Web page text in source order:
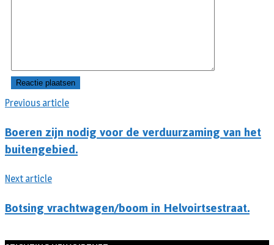
Previous article
Boeren zijn nodig voor de verduurzaming van het
buitengebied.
Next article
Botsing vrachtwagen/boom in Helvoirtsestraat.